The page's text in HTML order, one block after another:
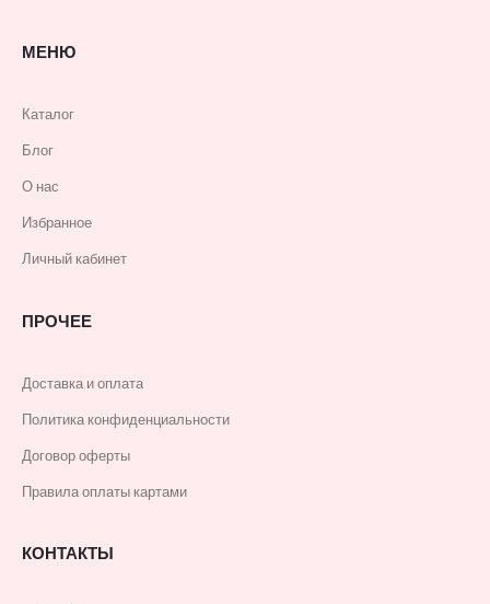
МЕНЮ
Каталог
Блог
О нас
Избранное
Личный кабинет
ПРОЧЕЕ
Доставка и оплата
Политика конфиденциальности
Договор оферты
Правила оплаты картами
КОНТАКТЫ